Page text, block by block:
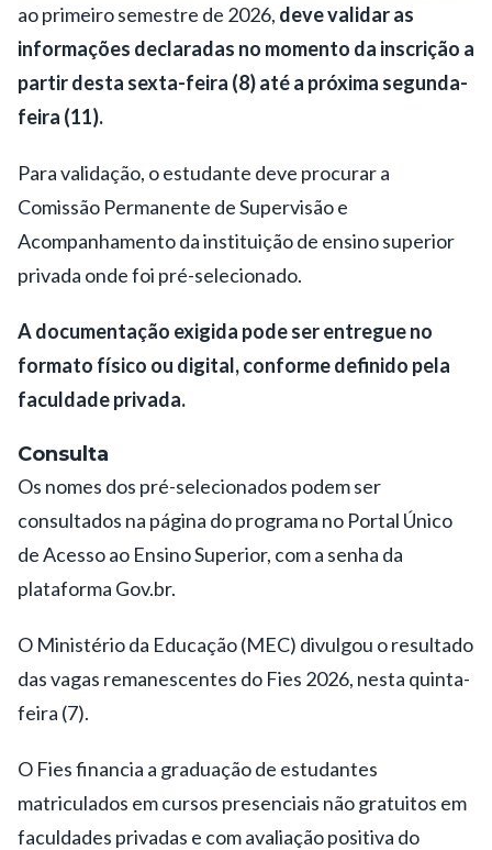
ao primeiro semestre de 2026, deve validar as
informações declaradas no momento da inscrição a
partir desta sexta-feira (8) até a próxima segunda-
feira (11).
Para validação, o estudante deve procurar a
Comissão Permanente de Supervisão e
Acompanhamento da instituição de ensino superior
privada onde foi pré-selecionado.
A documentação exigida pode ser entregue no
formato físico ou digital, conforme definido pela
faculdade privada.
Consulta
Os nomes dos pré-selecionados podem ser
consultados na página do programa no Portal Único
de Acesso ao Ensino Superior, com a senha da
plataforma Gov.br.
O Ministério da Educação (MEC) divulgou oresultado
das vagas remanescentes do Fies 2026, nesta quinta-
feira (7).
O Fies financia a graduação de estudantes
matriculados em cursos presenciais não gratuitos em
faculdades privadas e com avaliação positiva do